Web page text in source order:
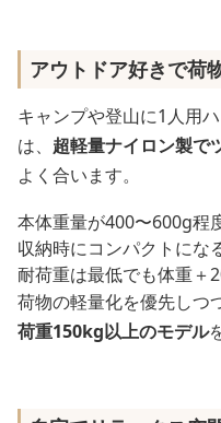
アウトドア好きで荷
キャンプや登山に1人用
は、 超軽量ナイロン製で
よく合います。
本体重量が400〜600g程
収納時にコンパクトにな
耐荷重は最低でも体重＋
荷物の軽量化を優先しつ
荷重150kg以上のモデル